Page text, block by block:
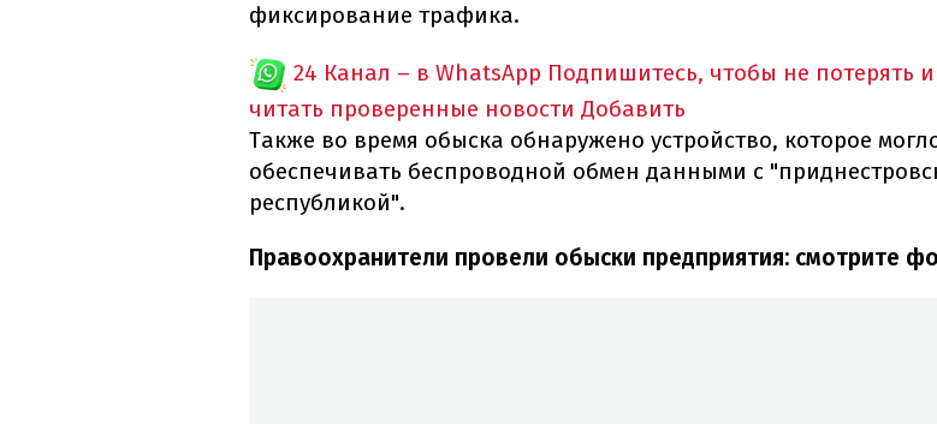
фиксирование трафика.
24 Канал – в WhatsApp Подпишитесь, чтобы не потерять и
читать проверенные новости Добавить
Также во время обыска обнаружено устройство, которое
обеспечивать беспроводной обмен данными с
республикой".
Правоохранители провели обыски предприятия: смотрите